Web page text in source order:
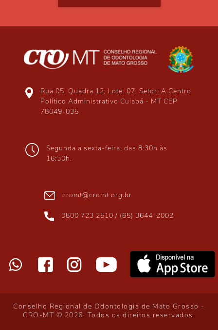
Rua 05, Quadra 12, Lote: 07, Setor: A Centro
Político Administrativo Cuiabá - MT CEP
78049-035
Segunda a sexta-feira, das 8:30h às
16:30h.
cromt@cromt.org.br
0800 723 2510 / (65) 3644-2002
Conselho Regional de Odontologia de Mato Grosso -
CRO-MT © 2026. Todos os direitos reservados.